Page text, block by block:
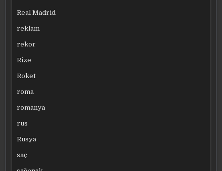
Real Madrid
reklam
rekor
Rize
Roket
roma
romanya
rus
Rusya
saç